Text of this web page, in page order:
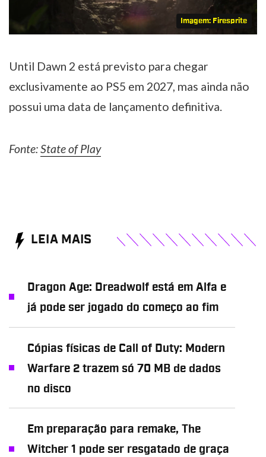
Imagem: Firesprite
Until Dawn 2 está previsto para chegar
exclusivamente ao PS5 em 2027, mas ainda não
possui uma data de lançamento definitiva.
Fonte:State of Play
LEIA MAIS
Dragon Age: Dreadwolf está em Alfa e
já pode ser jogado do começo ao fim
Cópias físicas de Call of Duty: Modern
Warfare 2 trazem só 70 MB de dados
no disco
Em preparação para remake, The
Witcher 1 pode ser resgatado de graça